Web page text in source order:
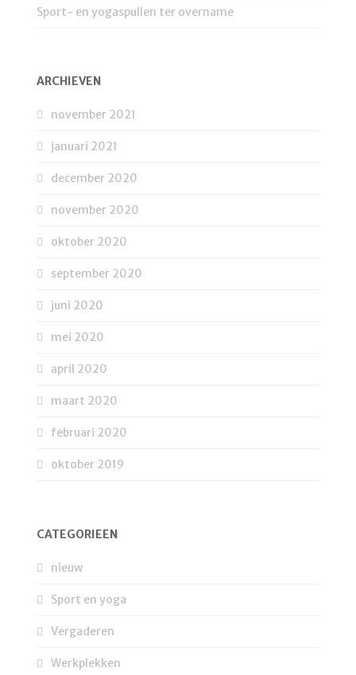
Sport- en yogaspullen ter overname
ARCHIEVEN
november 2021
januari 2021
december 2020
november 2020
oktober 2020
september 2020
juni 2020
mei 2020
april 2020
maart 2020
februari 2020
oktober 2019
CATEGORIEËN
nieuw
Sport en yoga
Vergaderen
Werkplekken